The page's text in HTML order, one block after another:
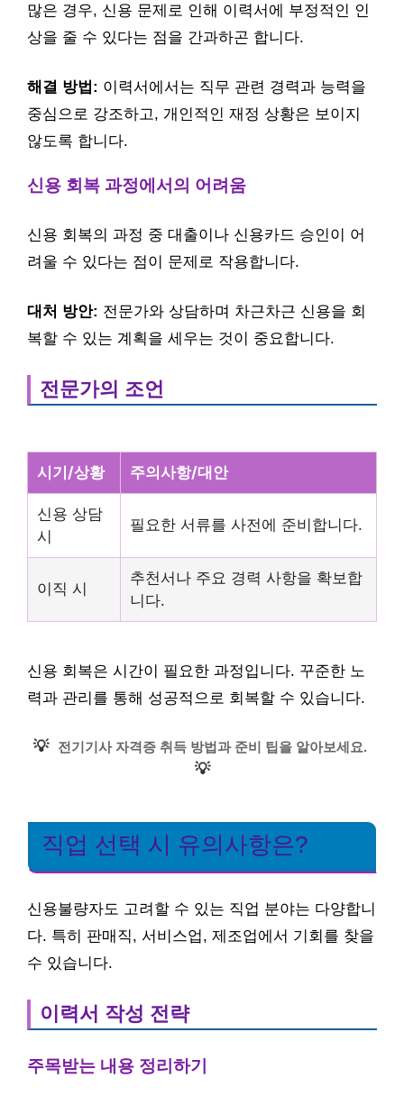
많은 경우, 신용 문제로 인해 이력서에 부정적인 인
상을 줄 수 있다는 점을 간과하곤 합니다.
해결 방법: 이력서에서는 직무 관련 경력과 능력을
중심으로 강조하고, 개인적인 재정 상황은 보이지
않도록 합니다.
신용 회복 과정에서의 어려움
신용 회복의 과정 중 대출이나 신용카드 승인이 어
려울 수 있다는 점이 문제로 작용합니다.
대처 방안: 전문가와 상담하며 차근차근 신용을 회
복할 수 있는 계획을 세우는 것이 중요합니다.
전문가의 조언
시기/상황 주의사항/대안
신용 상담
시
필요한 서류를 사전에 준비합니다.
이직 시
추천서나 주요 경력 사항을 확보합
니다.
신용 회복은 시간이 필요한 과정입니다. 꾸준한 노
력과 관리를 통해 성공적으로 회복할 수 있습니다.
💡 전기기사 자격증 취득 방법과 준비 팁을 알아보세요.
💡
직업 선택 시 유의사항은?
신용불량자도 고려할 수 있는 직업 분야는 다양합니
다. 특히 판매직, 서비스업, 제조업에서 기회를 찾을
수 있습니다.
이력서 작성 전략
주목받는 내용 정리하기